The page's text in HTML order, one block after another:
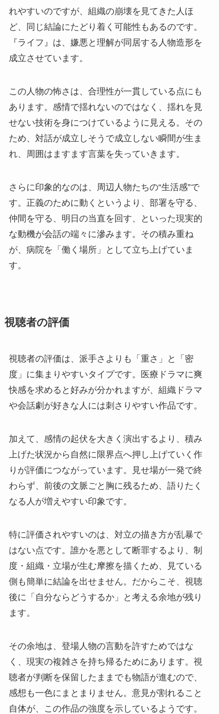
れやすいのですが、組織の崩壊を見てきた人ほ
ど、同じ結論にたどり着く可能性もあるのです。
『ライフ』は、嫌悪と理解が同居する人物造形を
成立させています。
この人物の怖さは、合理性が一貫している点にも
あります。感情で揺れないのではなく、揺れを見
せない技術を身につけているように見える。その
ため、対話が成立しそうで成立しない瞬間が生ま
れ、周囲はますます言葉を失っていきます。
さらに印象的なのは、周辺人物たちの“生活感”で
す。正義のために動くというより、部署を守る、
仲間を守る、明日の当直を回す、といった現実的
な動機が会話の端々に滲みます。その積み重ね
が、病院を「働く場所」として立ち上げていま
す。
視聴者の評価
視聴者の評価は、派手さよりも「重さ」と「密
度」に集まりやすいタイプです。医療ドラマに爽
快感を求めると好みが分かれますが、組織ドラマ
や会話劇が好きな人には刺さりやすい作品です。
加えて、感情の起伏を大きく演出するより、積み
上げた状況から自然に限界点へ押し上げていく作
りが評価につながっています。見せ場が一発で終
わらず、前後の文脈ごと胸に残るため、語りたく
なる人が増えやすい印象です。
特に評価されやすいのは、対立の描き方が乱暴で
はない点です。誰かを悪として断罪するより、制
度・組織・立場が生む摩擦を描くため、見ている
側も簡単に結論を出せません。だからこそ、視聴
後に「自分ならどうするか」と考える余地が残り
ます。
その余地は、登場人物の言動を許すためではな
く、現実の複雑さを持ち帰るためにあります。視
聴者が判断を保留したままでも物語が進むので、
感想も一色にまとまりません。意見が割れること
自体が、この作品の強度を示しているようです。